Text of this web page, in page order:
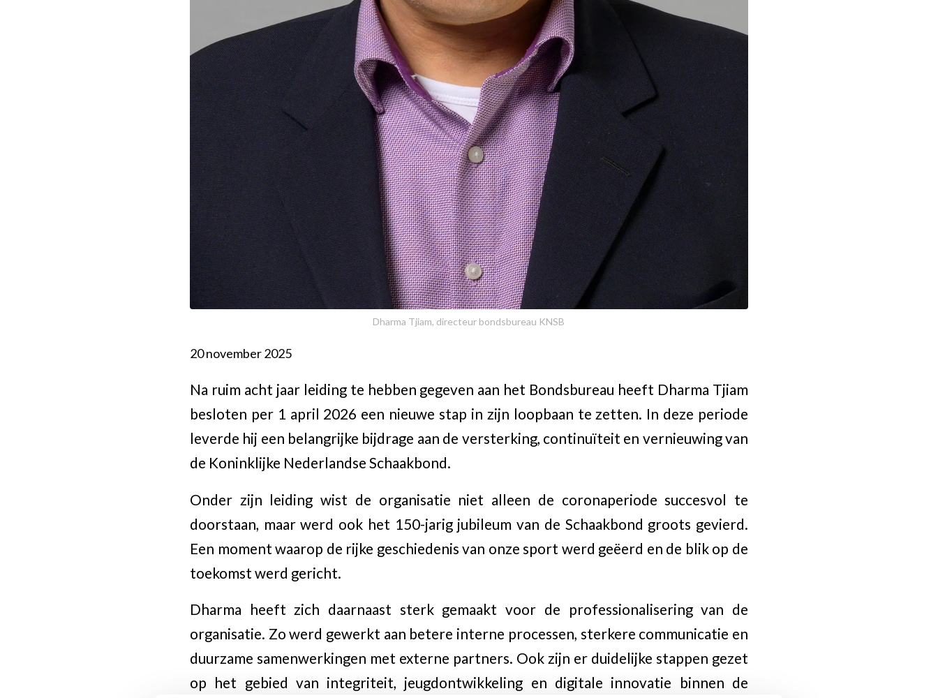
Dharma Tjiam, directeur bondsbureau KNSB
20 november 2025
Na ruim acht jaar leiding te hebben gegeven aan het Bondsbureau heeft Dharma Tjiam
besloten per 1 april 2026 een nieuwe stap in zijn loopbaan te zetten. In deze periode
leverde hij een belangrijke bijdrage aan de versterking, continuïteit en vernieuwing van
de Koninklijke Nederlandse Schaakbond.
Onder zijn leiding wist de organisatie niet alleen de coronaperiode succesvol te
doorstaan, maar werd ook het 150-jarig jubileum van de Schaakbond groots gevierd.
Een moment waarop de rijke geschiedenis van onze sport werd geëerd en de blik op de
toekomst werd gericht.
Dharma heeft zich daarnaast sterk gemaakt voor de professionalisering van de
organisatie. Zo werd gewerkt aan betere interne processen, sterkere communicatie en
duurzame samenwerkingen met externe partners. Ook zijn er duidelijke stappen gezet
op het gebied van integriteit, jeugdontwikkeling en digitale innovatie binnen de